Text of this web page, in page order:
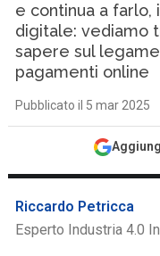
e continua a farlo,
digitale: vediamo
sapere sul
pagamenti online
Pubblicato il 5 mar 2025
Riccardo Petricca
Esperto Industria 4.0